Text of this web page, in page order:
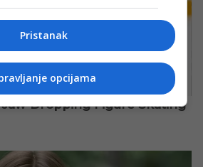
Pristanak
opcijama